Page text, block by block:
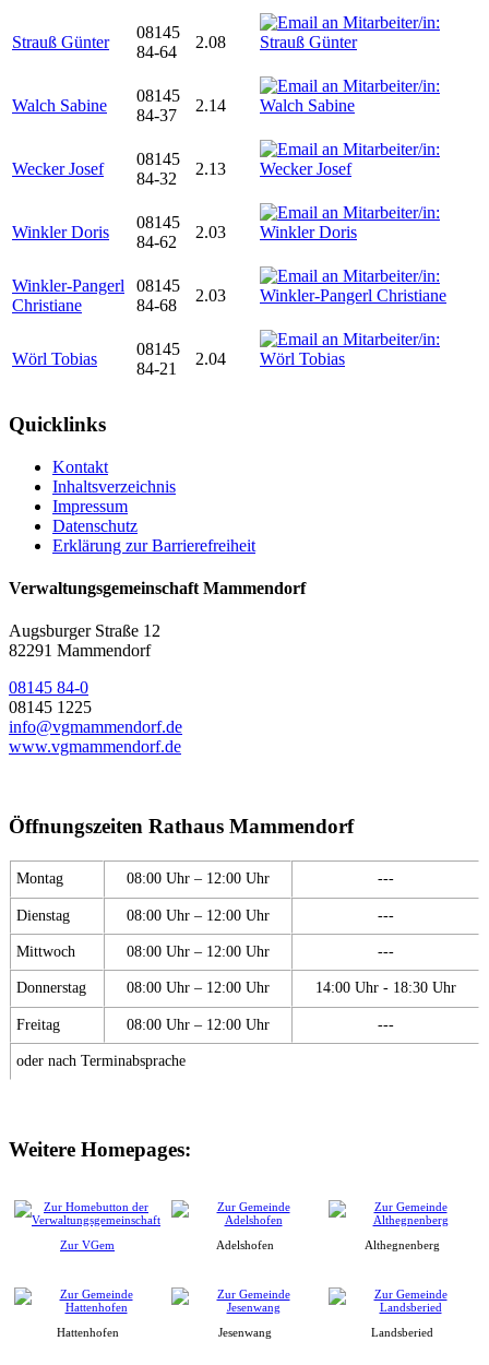
Strauß Günter
08145
84-64
2.08
Walch Sabine
08145
84-37
2.14
Wecker Josef
08145
84-32
2.13
Winkler Doris
08145
84-62
2.03
Winkler-Pangerl
Christiane
08145
84-68
2.03
Wörl Tobias
08145
84-21
2.04
Quicklinks
Kontakt
Inhaltsverzeichnis
Impressum
Datenschutz
Erklärung zur Barrierefreiheit
Verwaltungsgemeinschaft Mammendorf
Augsburger Straße 12
82291 Mammendorf
08145 84-0
08145 1225
info@vgmammendorf.de
www.vgmammendorf.de
Öffnungszeiten Rathaus Mammendorf
Montag 08:00 Uhr – 12:00 Uhr ---
Dienstag 08:00 Uhr – 12:00 Uhr ---
Mittwoch 08:00 Uhr – 12:00 Uhr ---
Donnerstag 08:00 Uhr – 12:00 Uhr 14:00 Uhr - 18:30 Uhr
Freitag 08:00 Uhr – 12:00 Uhr ---
oder nach Terminabsprache
Weitere Homepages:
Zur VGem Adelshofen Althegnenberg
Hattenhofen Jesenwang Landsberied